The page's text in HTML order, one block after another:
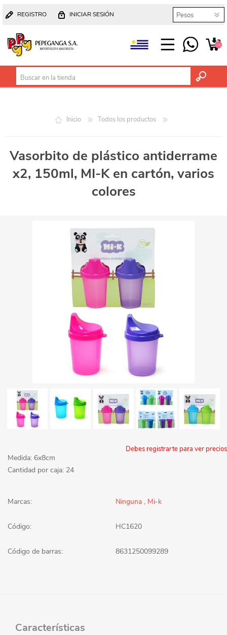
REGISTRO INICIAR SESIÓN
(0)
Inicio Todos los productos
Vasorbito de plástico antiderrame
x2, 150ml, MI-K en cartón, varios
colores
Debes registrarte para ver precios
Medida: 6x8cm
Cantidad por caja: 24
Marcas: Ninguna , Mi-k
Código: HC1620
Código de barras: 8631250099289
Características